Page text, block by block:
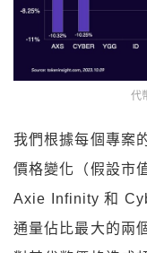
代
我們根據每個專案
價格變化（假設市
Axie Infinity 和
通量佔比最大的兩